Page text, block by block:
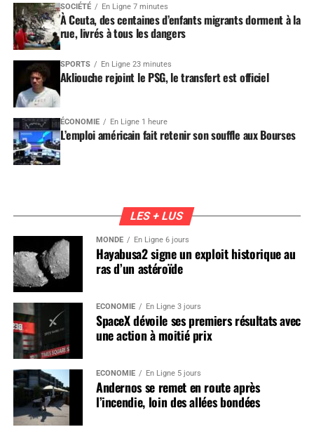
SOCIÉTÉ En Ligne 7 minutes
À Ceuta, des centaines d’enfants migrants dorment à la
rue, livrés à tous les dangers
SPORTS En Ligne 23 minutes
Akliouche rejoint le PSG, le transfert est officiel
ÉCONOMIE En Ligne 1 heure
L’emploi américain fait retenir son souffle aux Bourses
LES + LUS
MONDE En Ligne 6 jours
Hayabusa2 signe un exploit historique au
ras d’un astéroïde
ÉCONOMIE En Ligne 3 jours
SpaceX dévoile ses premiers résultats avec
une action à moitié prix
ÉCONOMIE En Ligne 5 jours
Andernos se remet en route après
l’incendie, loin des allées bondées